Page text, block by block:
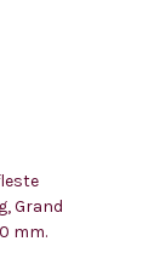
Grand
mm.